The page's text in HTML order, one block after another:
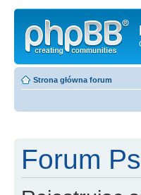
Strona główna forum
Forum